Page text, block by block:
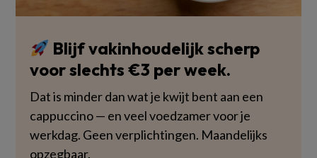
Blijf vakinhoudelijk scherp
voor slechts €3 per week.
Dat is minder dan wat je kwijt bent aan een
cappuccino — en veel voedzamer voor je
werkdag. Geen verplichtingen. Maandelijks
opzegbaar.